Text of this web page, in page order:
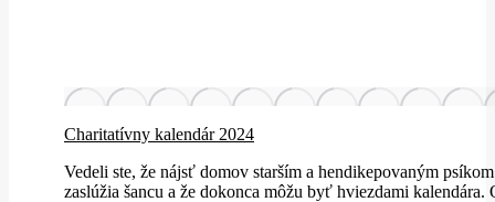
Charitatívny kalendár 2024
Vedeli ste, že nájsť domov starším a hendikepovaným
zaslúžia šancu a že dokonca môžu byť hviezdami